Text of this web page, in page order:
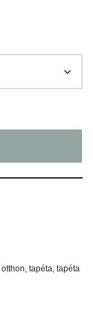
otthon, tapéta, tapéta